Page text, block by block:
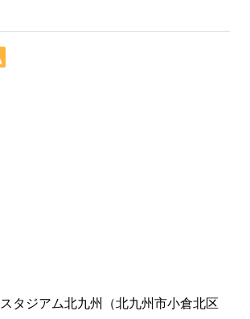
タジアム北九州（北九州市小倉北区